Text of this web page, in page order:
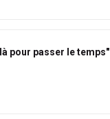
pour passer le temps"